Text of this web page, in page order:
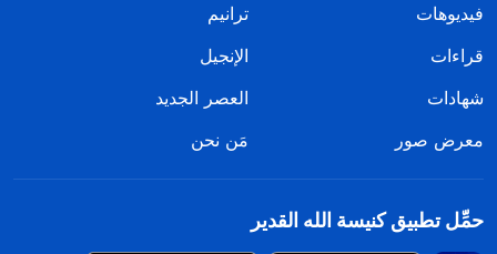
فيديوهات
ترانيم
قراءات
الإنجيل
شهادات
العصر الجديد
معرض صور
مَن نحن
حمِّل تطبيق كنيسة الله القدير